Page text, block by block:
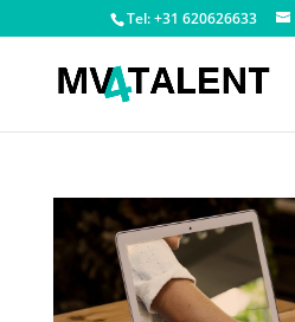
Tel: +31 620626633